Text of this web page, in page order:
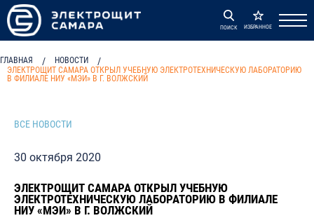
ПОИСК ИЗБРАННОЕ
ГЛАВНАЯ / НОВОСТИ /
ЭЛЕКТРОЩИТ САМАРА ОТКРЫЛ УЧЕБНУЮ ЭЛЕКТРОТЕХНИЧЕСКУЮ ЛАБОРАТОРИЮ
В ФИЛИАЛЕ НИУ «МЭИ» В Г. ВОЛЖСКИЙ
ВСЕ НОВОСТИ
30 октября 2020
ЭЛЕКТРОЩИТ САМАРА ОТКРЫЛ УЧЕБНУЮ
ЭЛЕКТРОТЕХНИЧЕСКУЮ ЛАБОРАТОРИЮ В ФИЛИАЛЕ
НИУ «МЭИ» В Г. ВОЛЖСКИЙ